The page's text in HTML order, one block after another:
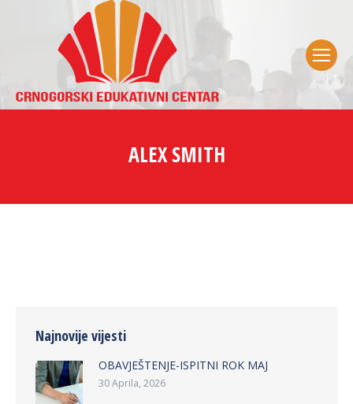
ALEX SMITH
Najnovije vijesti
OBAVJEŠTENJE-ISPITNI ROK MAJ
30 Aprila, 2026